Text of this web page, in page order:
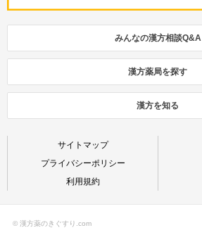
参蘇飲（ｼﾞﾝｿｲﾝ）
清上防風湯（ｾｲｼﾞｮｳﾎﾞｳﾌｳﾄｳ）
清暑益気湯（ｾｲｼｮｴｯｷﾄｳ）
清肺湯（ｾｲﾊｲﾄｳ）
疎経活血湯（ｿｹｲｶｯｹﾂﾄｳ）
みんなの漢方相談Q&A
漢方薬局を探す
漢方を知る
サイトマップ
プライバシーポリシー
利用規約
© 漢方薬のきぐすり.com